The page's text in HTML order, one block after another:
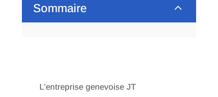
Sommaire 2
L’entreprise genevoise JT